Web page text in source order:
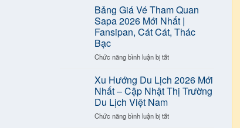
Bảng Giá Vé Tham Quan
Sapa 2026 Mới Nhất |
Fansipan, Cát Cát, Thác
Bạc
Chức năng bình luận bị tắtở
Giá
Vé
Tham
Sapa
Xu Hướng Du Lịch 2026 Mới
Nhất – Cập Nhật Thị Trường
Du Lịch Việt Nam
Chức năng bình luận bị tắtở